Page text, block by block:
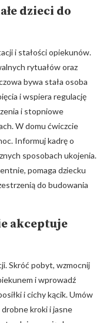
dzieci do
i stałości opiekunów.
rytuałów oraz
bywa stała osoba
i wspiera regulację
i stopniowe
W domu ćwiczcie
Informuj kadrę o
sposobach ukojenia.
pomaga dziecku
do budowania
akceptuje
Skróć pobyt, wzmocnij
i wprowadź
i cichy kącik. Umów
kroki i jasne